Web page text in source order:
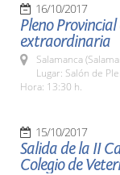
16/10/2017
Pleno Provincial
extraordinaria
Salamanca
Lugar: Salón de
Hora: 13:30 h.
15/10/2017
Salida de la II
Colegio de